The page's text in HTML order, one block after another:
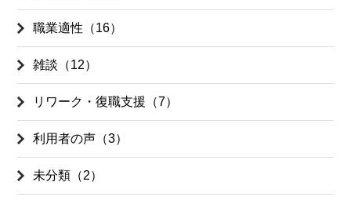
職業適性（16）
雑談（12）
リワーク・復職支援（7）
利用者の声（3）
未分類（2）